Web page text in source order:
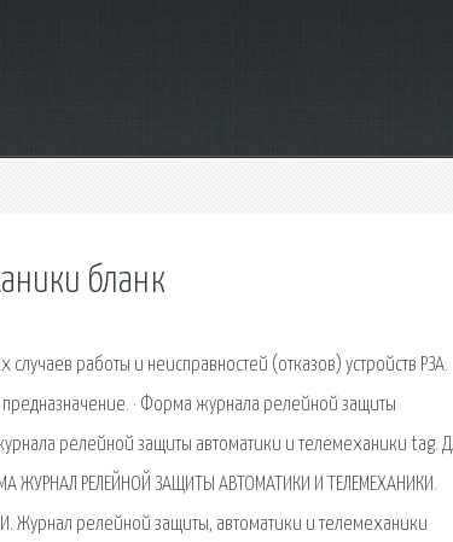
бланк
работы и неисправностей (отказов) устройств РЗА.
· Форма журнала релейной защиты
релейной защиты автоматики и телемеханики tag.
ЖУРНАЛ РЕЛЕЙНОЙ ЗАЩИТЫ АВТОМАТИКИ И ТЕЛЕМЕХАНИКИ.
релейной защиты, автоматики и телемеханики